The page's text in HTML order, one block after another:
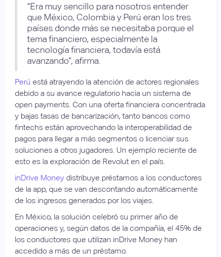
“Era muy sencillo para nosotros entender
que México, Colombia y Perú eran los tres
países donde más se necesitaba porque el
tema financiero, especialmente la
tecnología financiera, todavía está
avanzando”, afirma.
Perú está atrayendo la atención de actores regionales
debido a su avance regulatorio hacia un sistema de
open payments. Con una oferta financiera concentrada
y bajas tasas de bancarización, tanto bancos como
fintechs están aprovechando la interoperabilidad de
pagos para llegar a más segmentos o licenciar sus
soluciones a otros jugadores. Un ejemplo reciente de
esto es la exploración de Revolut en el país.
inDrive Money distribuye préstamos a los conductores
de la app, que se van descontando automáticamente
de los ingresos generados por los viajes.
En México, la solución celebró su primer año de
operaciones y, según datos de la compañía, el 45% de
los conductores que utilizan inDrive Money han
accedido a más de un préstamo.